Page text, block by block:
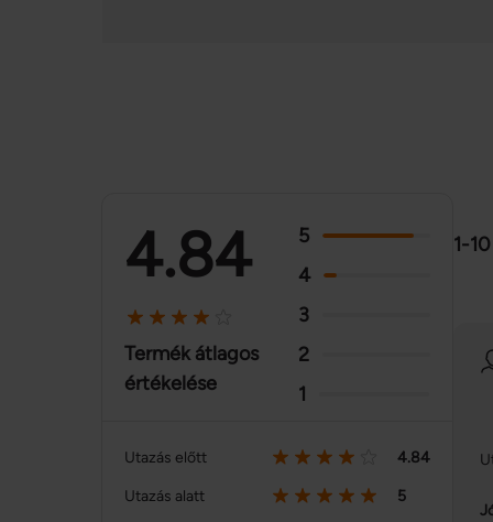
4.84
Termék átlagos
értékelése
5
4
3
2
1
Utazás előtt 4.84
Utazás alatt
5
1-10